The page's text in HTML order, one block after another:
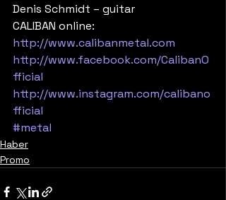
Denis Schmidt – guitar
CALIBAN online:
http://www.calibanmetal.com
http://www.facebook.com/CalibanO
fficial
http://www.instagram.com/calibano
fficial
#metal
Haber
Promo